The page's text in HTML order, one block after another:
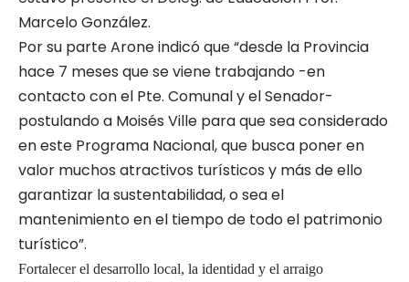
Marcelo González.
Por su parte Arone indicó que “desde la Provincia
hace 7 meses que se viene trabajando -en
contacto con el Pte. Comunal y el Senador-
postulando a Moisés Ville para que sea considerado
en este Programa Nacional, que busca poner en
valor muchos atractivos turísticos y más de ello
garantizar la sustentabilidad, o sea el
mantenimiento en el tiempo de todo el patrimonio
turístico”.
Fortalecer el desarrollo local, la identidad y el arraigo